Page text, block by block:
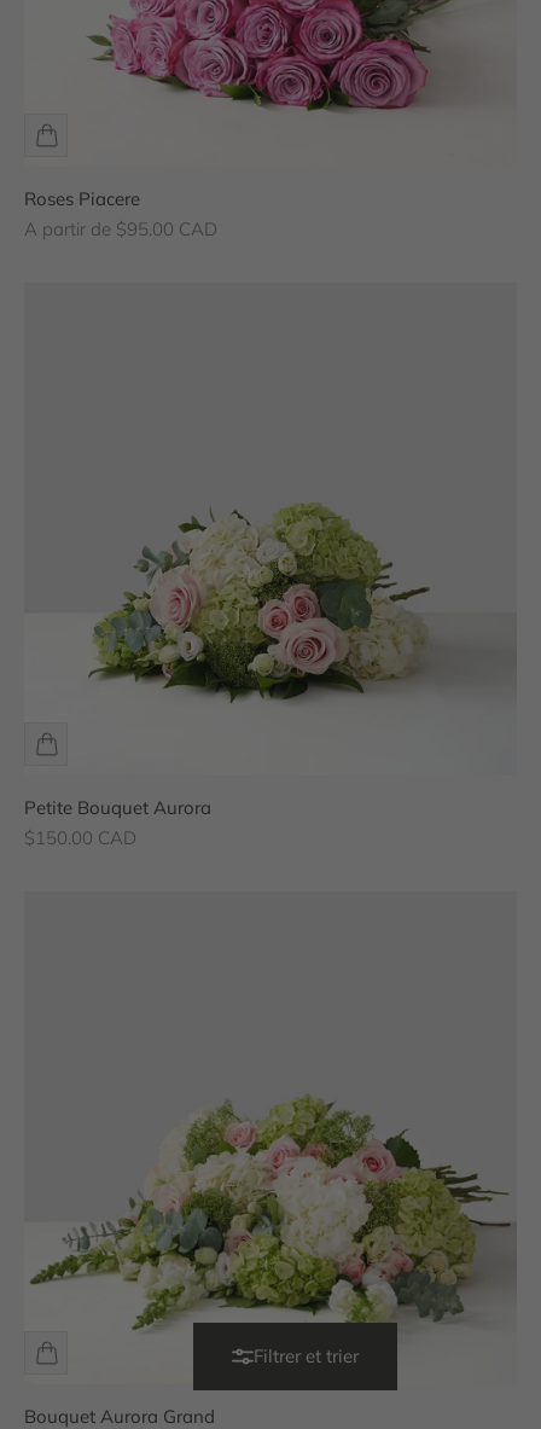
Filtrer et trier
Roses Piacere
Prix de vente
A partir de $95.00 CAD
Petite Bouquet Aurora
Prix de vente
$150.00 CAD
Bouquet Aurora Grand